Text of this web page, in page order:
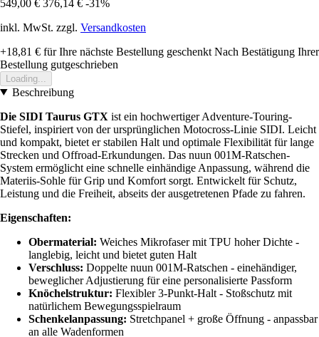
549,00 € 376,14 € -31%
inkl. MwSt. zzgl. Versandkosten
+18,81 € für Ihre nächste Bestellung geschenkt Nach Bestätigung Ihrer
Bestellung gutgeschrieben
Loading...
Beschreibung
Die SIDI Taurus GTX ist ein hochwertiger Adventure-Touring-
Stiefel, inspiriert von der ursprünglichen Motocross-Linie SIDI. Leicht
und kompakt, bietet er stabilen Halt und optimale Flexibilität für lange
Strecken und Offroad-Erkundungen. Das nuun 001M-Ratschen-
System ermöglicht eine schnelle einhändige Anpassung, während die
Materiis-Sohle für Grip und Komfort sorgt. Entwickelt für Schutz,
Leistung und die Freiheit, abseits der ausgetretenen Pfade zu fahren.
Eigenschaften:
Obermaterial: Weiches Mikrofaser mit TPU hoher Dichte -
langlebig, leicht und bietet guten Halt
Verschluss: Doppelte nuun 001M-Ratschen - einehändiger,
beweglicher Adjustierung für eine personalisierte Passform
Knöchelstruktur: Flexibler 3-Punkt-Halt - Stoßschutz mit
natürlichem Bewegungsspielraum
Schenkelanpassung: Stretchpanel + große Öffnung - anpassbar
an alle Wadenformen